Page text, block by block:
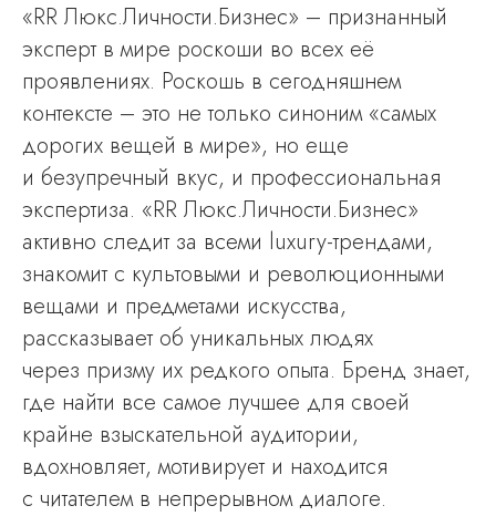
«RR Люкс.Личности.Бизнес» – признанный
эксперт в мире роскоши во всех её
проявлениях. Роскошь в сегодняшнем
контексте – это не только синоним «самых
дорогих вещей в мире», но еще
и безупречный вкус, и профессиональная
экспертиза. «RR Люкс.Личности.Бизнес»
активно следит за всеми luxury-трендами,
знакомит с культовыми и революционными
вещами и предметами искусства,
рассказывает об уникальных людях
через призму их редкого опыта. Бренд знает,
где найти все самое лучшее для своей
крайне взыскательной аудитории,
вдохновляет, мотивирует и находится
с читателем в непрерывном диалоге.